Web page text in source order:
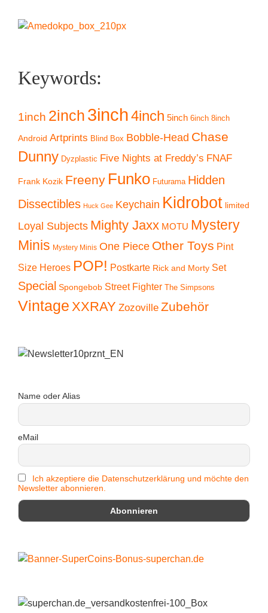
Keywords:
1inch 2inch 3inch4inch 5inch 6inch 8inch
Android Artprints Blind Box Bobble-Head Chase
Dunny Dyzplastic Five Nights at Freddy’s FNAF
Frank Kozik Freeny Funko Futurama Hidden
Dissectibles Huck Gee Keychain Kidrobot limited
Loyal Subjects Mighty Jaxx MOTU Mystery
Minis Mystery Minis One Piece Other Toys Pint
Size Heroes POP! Postkarte Rick and Morty Set
Special Spongebob Street Fighter The Simpsons
Vintage XXRAY Zozoville Zubehör
Name oder Alias
eMail
Ich akzeptiere die Datenschutzerklärung und möchte den
Newsletter abonnieren.